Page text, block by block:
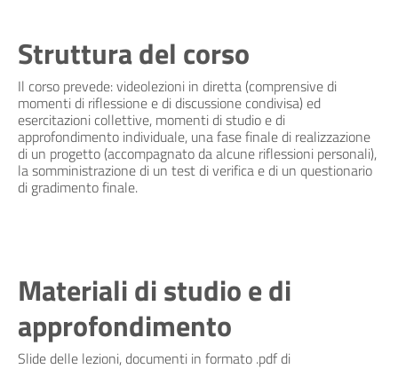
Struttura del corso
Il corso prevede: videolezioni in diretta (comprensive di
momenti di riflessione e di discussione condivisa) ed
esercitazioni collettive, momenti di studio e di
approfondimento individuale, una fase finale di realizzazione
di un progetto (accompagnato da alcune riflessioni personali),
la somministrazione di un test di verifica e di un questionario
di gradimento finale.
Materiali di studio e di
approfondimento
Slide delle lezioni, documenti in formato .pdf di